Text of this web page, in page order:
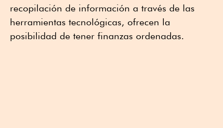
recopilación de información a través de las
herramientas tecnológicas, ofrecen la
posibilidad de tener finanzas ordenadas.